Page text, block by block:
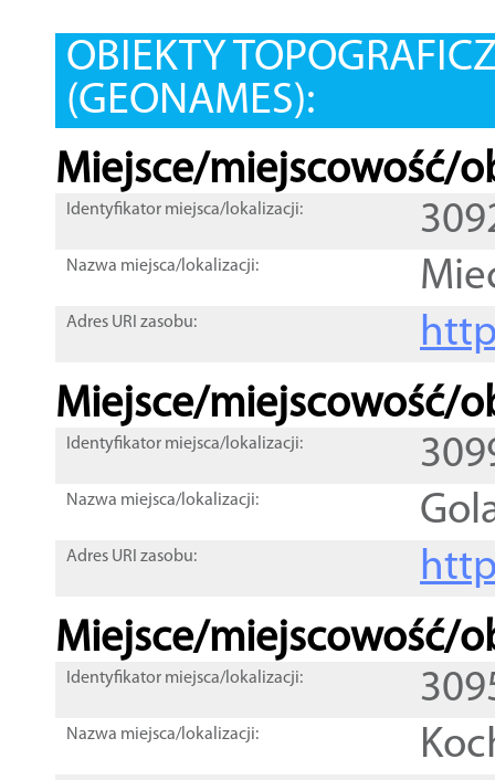
OBIEKTY
(GEONAMES):
Miejsce/miejscowość/
Identyfikator miejsca/lokalizacji:
Nazwa miejsca/lokalizacji:
Adres URI zasobu:
Miejsce/miejscowość/
Identyfikator miejsca/lokalizacji:
Nazwa miejsca/lokalizacji:
Adres URI zasobu:
Miejsce/miejscowość/
Identyfikator miejsca/lokalizacji:
Nazwa miejsca/lokalizacji: